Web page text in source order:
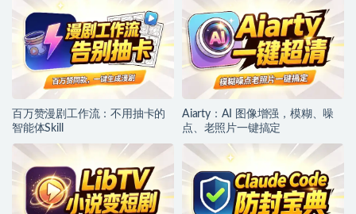
百万赞漫剧工作流：不用抽卡的
智能体Skill
Aiarty：AI 图像增强，模糊、噪
点、老照片一键搞定